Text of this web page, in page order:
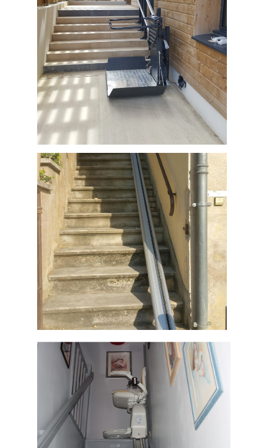
2 plate-formes monte-escalier, Saint
Cyprien (département 66 Pyrénées
Orientales)
Monte-escaliers droit – Labastide de
Levis